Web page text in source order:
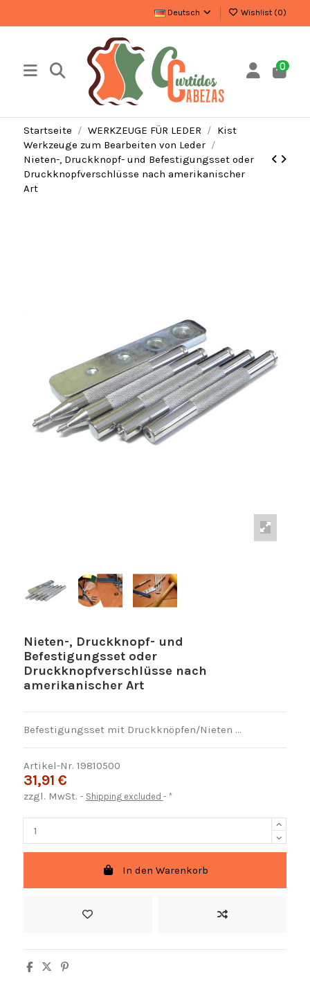
Deutsch Wishlist (0)
0
Startseite WERKZEUGE FÜR LEDER
Kist
Werkzeuge zum Bearbeiten von Leder
Nieten-, Druckknopf- und Befestigungsset oder
Druckknopfverschlüsse nach amerikanischer
Art
Nieten-, Druckknopf- und
Befestigungsset oder
Druckknopfverschlüsse nach
amerikanischer Art
Befestigungsset mit Druckknöpfen/Nieten …
Artikel-Nr. 19810500
31,91 €
zzgl. MwSt. Shipping excluded *
In den Warenkorb